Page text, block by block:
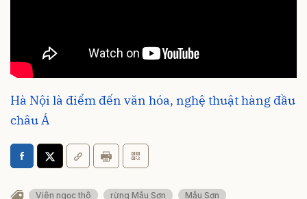
Hà Nội là điểm đến văn hóa, nghệ thuật hàng đầu
châu Á
Viên ngọc thô rừng Mẫu Sơn
Mẫu Sơn